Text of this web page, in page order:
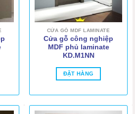
CỬA GỖ MDF LAMINATE
Cửa gỗ công nghiệp
MDF phủ laminate
KD.M1NN
ĐẶT HÀNG